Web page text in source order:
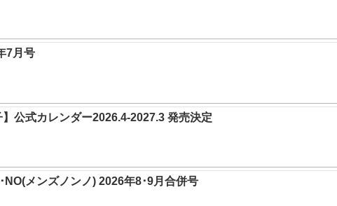
7月号
】公式カレンダー2026.4-2027.3 発売決定
NO(メンズノンノ) 2026年8･9月合併号